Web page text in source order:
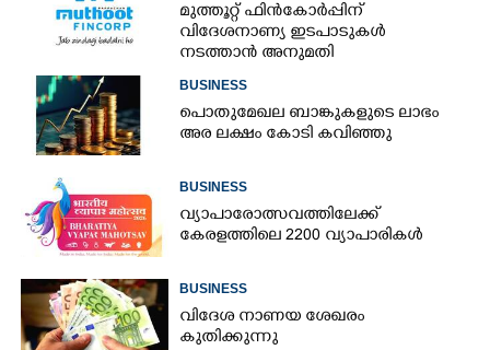
മുത്തൂറ്റ് ഫിൻകോർപ്പിന്
വിദേശനാണ്യ ഇടപാടുകൾ
നടത്താൻ അനുമതി
BUSINESS
പൊതുമേഖല ബാങ്കുകളുടെ ലാഭം
അര ലക്ഷം കോടി കവിഞ്ഞു
BUSINESS
വ്യാപാരോത്സവത്തിലേക്ക്
കേരളത്തിലെ 2200 വ്യാപാരികൾ
BUSINESS
വിദേശ നാണയ ശേഖരം
കുതിക്കുന്നു